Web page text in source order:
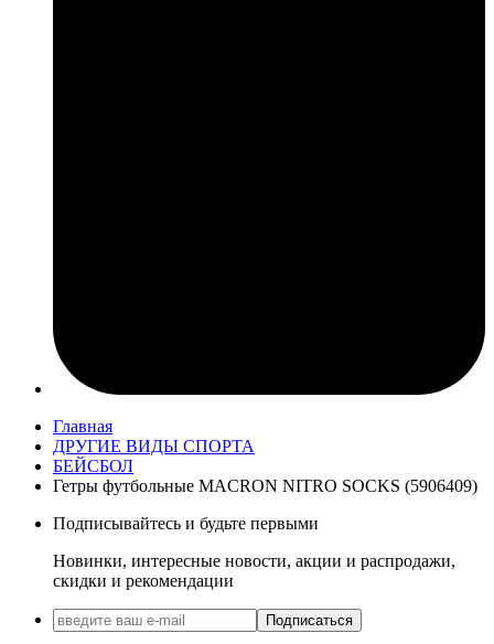
Главная
ДРУГИЕ ВИДЫ СПОРТА
БЕЙСБОЛ
Гетры футбольные MACRON NITRO SOCKS (5906409)
Подписывайтесь и будьте первыми
Новинки, интересные новости, акции и распродажи,
скидки и рекомендации
Подписаться